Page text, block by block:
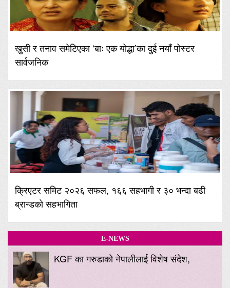
खुसी र तनाव समेटिएका ‘बाः एक योद्धा’का दुई नयाँ पोस्टर
सार्वजनिक
क्रिएटर समिट २०२६ सफल, १६६ सहभागी र ३० भन्दा बढी
ब्रान्डको सहभागिता
E-NEWS
KGF का गरुडाको नेपालीलाई विशेष संदेश,